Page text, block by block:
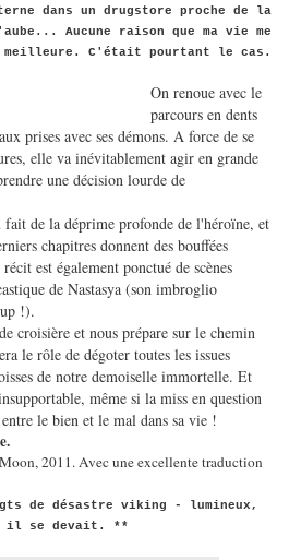
dans un drugstore proche de la
Aucune raison que ma vie me
meilleure. C'était pourtant le cas.
On renoue avec le
parcours en dents
prises avec ses démons. A force de se
elle va inévitablement agir en grande
une décision lourde de
de la déprime profonde de l'héroïne, et
chapitres donnent des bouffées
est également ponctué de scènes
de Nastasya (son imbroglio
!).
croisière et nous prépare sur le chemin
le rôle de dégoter toutes les issues
de notre demoiselle immortelle. Et
même si la miss en question
le bien et le mal dans sa vie !
2011. Avec une excellente traduction
de désastre viking - lumineux,
il se devait. **